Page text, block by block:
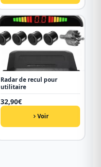
Radar de recul pour
utilitaire
32,90€
Voir